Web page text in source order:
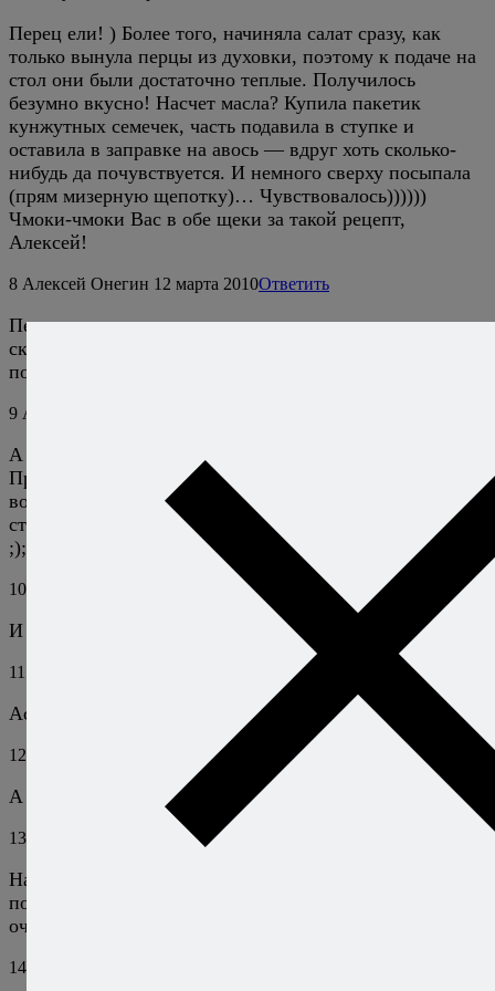
Перец ели! ) Более того, начиняла салат сразу, как
только вынула перцы из духовки, поэтому к подаче на
стол они были достаточно теплые. Получилось
безумно вкусно! Насчет масла? Купила пакетик
кунжутных семечек, часть подавила в ступке и
оставила в заправке на авось — вдруг хоть сколько-
нибудь да почувствуется. И немного сверху посыпала
(прям мизерную щепотку)… Чувствовалось))))))
Чмоки-чмоки Вас в обе щеки за такой рецепт,
Алексей!
8 Алексей Онегин 12 марта 2010Ответить
Перед тем, как семечки давить, лучше их сперва на
сковороде погреть немного. Спасибо за ваше спасибо,
попробуйте еще что-нибудь, у меня тут много всего. :)
9 Аленушка
А я периодически пробую уже с мая этого года!!!
Просто комментарий не всегда могла оставить, так как
вожусь еще с грудным ребенком. Вот, сейчас полегче
стало, и я отсюда ни ногой!!! В шею не вытолкаете!!!
;););):):):)
10 Ответить
И я прямо завтра на утро и сделаю — нравится !
11
Асейчас в Новогоднем меню — спасибо !!!
12 19 декабря 2015 Ответить
А на здоровье!
13 22 января 2017
На Новый год он потеснил несмотря на протесты
половины гостей оливье и селедку под шубой.. очень
очень вкусно!! Теперь часто буду готовить
14